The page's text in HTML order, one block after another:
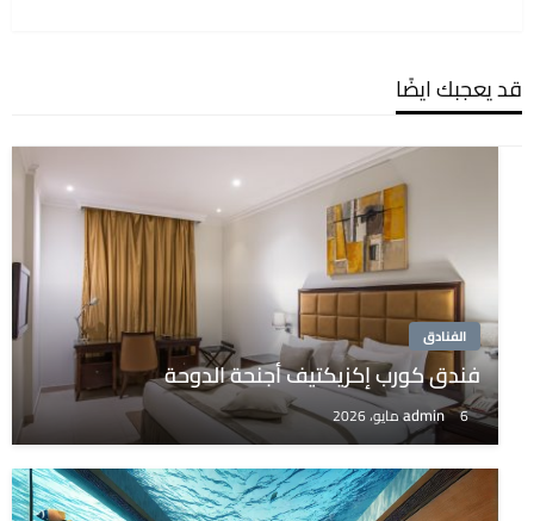
قد يعجبك ايضًا
الفنادق
فندق كورب إكزيكتيف أجنحة الدوحة
admin 6 مايو، 2026